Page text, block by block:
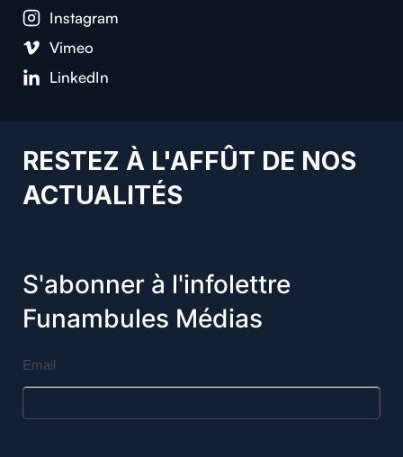
Instagram
Vimeo
LinkedIn
RESTEZ À L'AFFÛT DE NOS
ACTUALITÉS
S'abonner à l'infolettre
Funambules Médias
Email